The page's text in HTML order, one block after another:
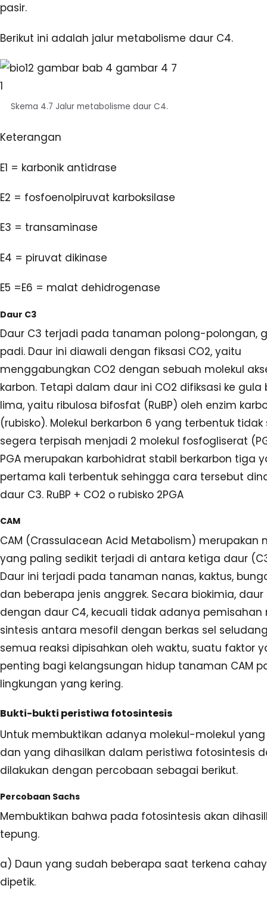
pasir.
Berikut ini adalah jalur metabolisme daur C4.
Skema 4.7 Jalur metabolisme daur C4.
Keterangan
E1 = karbonik antidrase
E2 = fosfoenolpiruvat karboksilase
E3 = transaminase
E4 = piruvat dikinase
E5 =E6 = malat dehidrogenase
Daur C3
Daur C3 terjadi pada tanaman polong-polongan,
padi. Daur ini diawali dengan fiksasi CO2, yaitu
menggabungkan CO2 dengan sebuah molekul
karbon. Tetapi dalam daur ini CO2 difiksasi ke gula
lima, yaitu ribulosa bifosfat (RuBP) oleh enzim
(rubisko). Molekul berkarbon 6 yang terbentuk
segera terpisah menjadi 2 molekul fosfogliserat
PGA merupakan karbohidrat stabil berkarbon tiga
pertama kali terbentuk sehingga cara tersebut
daur C3. RuBP + CO2 o rubisko 2PGA
CAM
CAM (Crassulacean Acid Metabolism) merupakan
yang paling sedikit terjadi di antara ketiga daur
Daur ini terjadi pada tanaman nanas, kaktus,
dan beberapa jenis anggrek. Secara biokimia, daur
dengan daur C4, kecuali tidak adanya pemisahan
sintesis antara mesofil dengan berkas sel
semua reaksi dipisahkan oleh waktu, suatu faktor
penting bagi kelangsungan hidup tanaman CAM
lingkungan yang kering.
Bukti-bukti peristiwa fotosintesis
Untuk membuktikan adanya molekul-molekul
dan yang dihasilkan dalam peristiwa fotosintesis
dilakukan dengan percobaan sebagai berikut.
Percobaan Sachs
Membuktikan bahwa pada fotosintesis akan
tepung.
a) Daun yang sudah beberapa saat terkena
dipetik.